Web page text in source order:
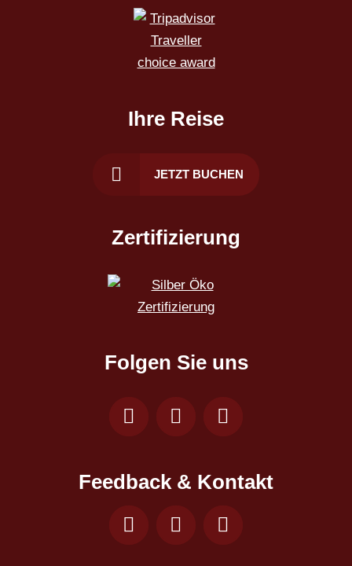
Ihre Reise
JETZT BUCHEN
Zertifizierung
Folgen Sie uns
Feedback & Kontakt